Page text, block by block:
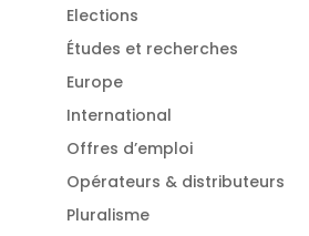
Elections
Études et recherches
Europe
International
Offres d’emploi
Opérateurs & distributeurs
Pluralisme